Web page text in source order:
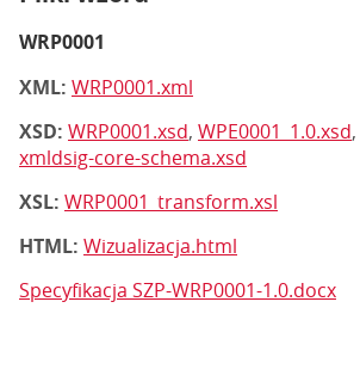
WRP0001
XML: WRP0001.xml
XSD: WRP0001.xsd, WPE0001_1.0.xsd,
xmldsig-core-schema.xsd
XSL: WRP0001_transform.xsl
HTML: Wizualizacja.html
Specyfikacja SZP-WRP0001-1.0.docx